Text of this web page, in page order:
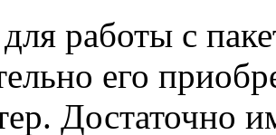
работы с
его
Достаточно